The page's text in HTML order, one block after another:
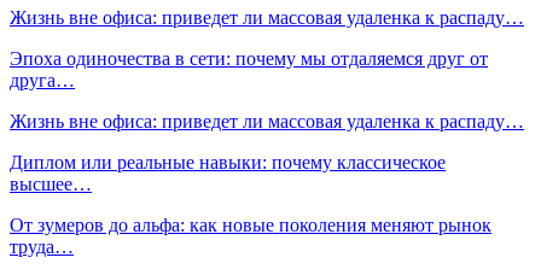
Жизнь вне офиса: приведет ли массовая удаленка к распаду…
Эпоха одиночества в сети: почему мы отдаляемся друг от
друга…
Жизнь вне офиса: приведет ли массовая удаленка к распаду…
Диплом или реальные навыки: почему классическое
высшее…
От зумеров до альфа: как новые поколения меняют рынок
труда…